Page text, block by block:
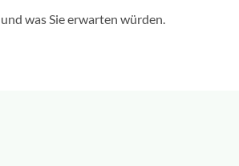
was Sie erwarten würden.